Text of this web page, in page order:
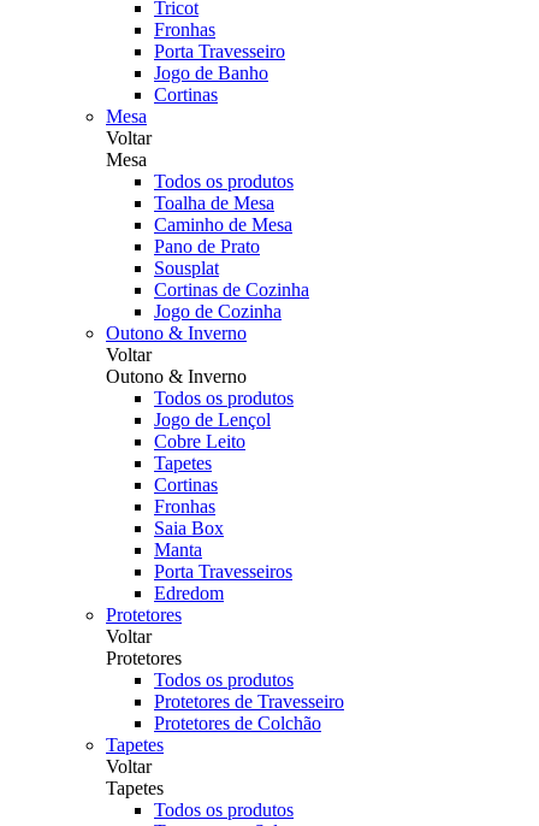
Tricot
Fronhas
Porta Travesseiro
Jogo de Banho
Cortinas
Mesa
Voltar
Mesa
Todos os produtos
Toalha de Mesa
Caminho de Mesa
Pano de Prato
Sousplat
Cortinas de Cozinha
Jogo de Cozinha
Outono & Inverno
Voltar
Outono & Inverno
Todos os produtos
Jogo de Lençol
Cobre Leito
Tapetes
Cortinas
Fronhas
Saia Box
Manta
Porta Travesseiros
Edredom
Protetores
Voltar
Protetores
Todos os produtos
Protetores de Travesseiro
Protetores de Colchão
Tapetes
Voltar
Tapetes
Todos os produtos